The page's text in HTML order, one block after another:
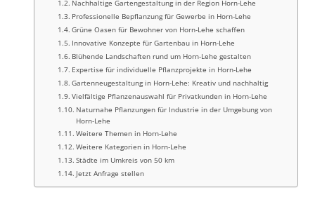
Nachhaltige Gartengestaltung in der Region Horn-Lehe
Professionelle Bepflanzung für Gewerbe in Horn-Lehe
Grüne Oasen für Bewohner von Horn-Lehe schaffen
Innovative Konzepte für Gartenbau in Horn-Lehe
Blühende Landschaften rund um Horn-Lehe gestalten
Expertise für individuelle Pflanzprojekte in Horn-Lehe
Gartenneugestaltung in Horn-Lehe: Kreativ und nachhaltig
Vielfältige Pflanzenauswahl für Privatkunden in Horn-Lehe
Naturnahe Pflanzungen für Industrie in der Umgebung von
Horn-Lehe
Weitere Themen in Horn-Lehe
Weitere Kategorien in Horn-Lehe
Städte im Umkreis von 50 km
Jetzt Anfrage stellen